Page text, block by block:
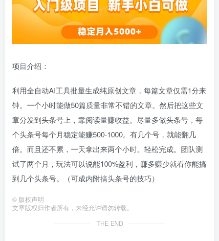
项目介绍：
利用全自动AI工具批量生成纯原创文章，每篇文章仅需1分来
钟。一个小时能做50篇质量非常不错的文章。然后把这些文
章分发到头条号上，靠阅读量赚收益。尽量多做头条号，每
个头条号每个月稳定能赚500-1000。有几个号，就能翻几
倍。而且还不累，一天拿出来两个小时。轻松完成。团队测
试了两个月，玩法可以说能100%盈利，赚多赚少就看你能搞
到几个头条号。（可成内附搞头条号的技巧）
© 版权声明
文章版权归作者所有，未经允许请勿转载。
THE END